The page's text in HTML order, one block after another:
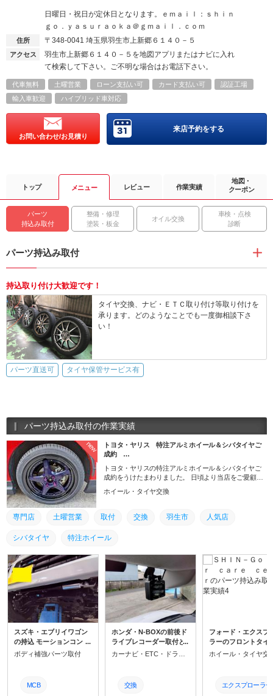
日曜日・祝日が定休日となります。ｅｍａｉｌ：ｓｈｉｎ
ｇｏ．ｙａｓｕｒａｏｋａ＠ｇｍａｉｌ．ｃｏｍ
住所 〒348-0041 埼玉県羽生市上新郷６１４０－５
アクセス
羽生市上新郷６１４０－５を地図アプリまたはナビに入れ
て検索して下さい。ご不明な場合はお電話下さい。
代車無料 土曜営業 ローン支払い可 カード支払い可
認証工場
輸入車歓迎
ハイブリッド車対応
お問い合わせ/お見積り
来店予約をする
トップ メニュー レビュー 作業実績
地図・
クーポン
パーツ
持込み取付
整備・修理
塗装・板金
オイル交換
車検・点検
診断
パーツ持込み取付
持込取り付け大歓迎です！
タイヤ交換、ナビ・ＥＴＣ取り付け等取り付けを
承ります。どのようなことでも一度御相談下さ
い！
パーツ直送可 タイヤ保管サービス有
パーツ持込み取付の作業実績
new
トヨタ・ヤリス 特注アルミホイール＆シバタイヤご
成約 …
トヨタ・ヤリスの特注アルミホイール＆シバタイヤご
成約をうけたまわりました。 日頃より当店をご愛顧く
に入り愛車にさらなるドレスアップ！ 自分好みの愛車
客様 ぜひシンゴウカーケアセンターまでお問合せくだ
さい。 お気軽にお問い合わせください、お電話お待ち
ホイール・タイヤ交換
専門店 土曜営業 取付 交換 羽生市 人気店
シバタイヤ 特注ホイール
スズキ・エブリイワゴン
の持込 モーションコント
ロールビーム(MCB)の取
ボディ補強パーツ取付
MCB
ホンダ・N-BOXの前後ド
ライブレコーダー取付と
ディスプレイオーディオ
り誠にありがとうござい
ます（＾＾） 今回は当店
交換
フォード・エクスプ
ラーのフロントタイ
替えをうけたまわり
うございます（＾＾
イヤ溝が減ってしま
ホイール・タイヤ交
エクスプローラー